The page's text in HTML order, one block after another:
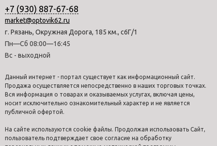
+7 (930) 887-67-68
market@optovik62.ru
г. Рязань, Окружная Дорога, 185 км., с6Г/1
Пн—Сб 08:00—16:45
Вс - выходной
Данный интернет - портал существует как информационный сайт.
Продажа осуществляется непосредственно в наших торговых точках.
Вся информация о товарах и оказываемых услугах, включая цены,
носит исключительно ознакомительный характер и не является
публичной офертой.
На сайте используются cookie файлы. Продолжая использовать Сайт,
пользователь подтверждает свое согласие на обработку